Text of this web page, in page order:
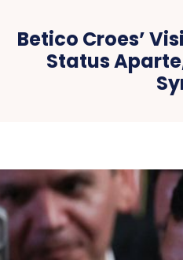
Betico Croes’
Status